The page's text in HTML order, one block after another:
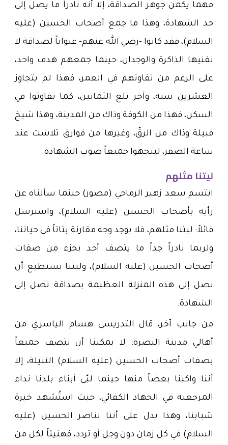
مهما يكمن جوهر الصداقة، إلا أنه نادراً ما يصل إلى
حد الشهادة، وهذا ما جمع أصحاب الحسين (عليه
السلام)، فقد كانوا -رضي الله عنهم- عنواناً لصداقة لا
تفنيها الذاكرة والوجدان، حينما جمعهم هدف واحد،
على الرغم من تفاوتهم في العمر، فهذا لم يتجاوز
العشرين سنة، وآخر بلغ الثمانين، كما تفاوتوا في
السكن، فهذا من الكوفة وذاك من المدينة، وهذا شيخ
قبيلة وذاك من الرقّ، وغيرها من فوارق تلاشت عند
ساعة الصفر، ليتجهوا جميعاً صوب الشهادة.
ليتنا مثلهم
ابتسم سعد زهير الرماحي (مصور) حينما سألناه عن
رأيه بأصحاب الحسين (عليه السلام)، واسترسل
قائلاً: ليتنا مثلهم، فلا يوجد وجه مقارنة بتاتاً في حياتنا،
ولربما نادراً جداً ما يتصف أحد بجزء من صفات
أصحاب الحسين (عليه السلام)، وليتنا نستطيع أن
نصل إلى هذه المنزلة العظيمة بصداقة تصل إلى
الشهادة.
من جانب آخر، قال التدريسي هشام الياسري من
أهالي مدينة البصرة: لا يمكننا أن نتصف جميعاً
بصفات أصحاب الحسين (عليه السلام) النبيلة، إلا
أننا واكبنا بعضاً منها حينما لبّى أبناء بلدنا نداء
المرجعية في الجهاد الكفائي، حيث استُشهد خيرة
شبابنا، وهذا يدل على أننا نناصر الحسين (عليه
السلام) في كل زمان دون وجل أو تردد، فهنيئاً لكل من